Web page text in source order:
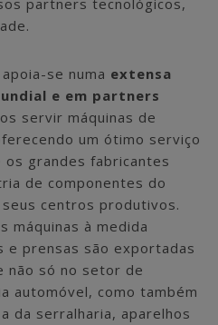
partners tecnológicos,
se numa extensa
e em partners
servir máquinas de
um ótimo serviço
os grandes fabricantes
de componentes do
centros produtivos.
máquinas à medida
e prensas são exportadas
não só no setor de
automóvel, como também
da serralharia, aparelhos